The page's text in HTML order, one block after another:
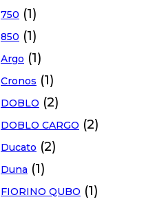
750 (1)
850 (1)
Argo (1)
Cronos (1)
DOBLO (2)
DOBLO CARGO (2)
Ducato (2)
Duna (1)
FIORINO QUBO (1)